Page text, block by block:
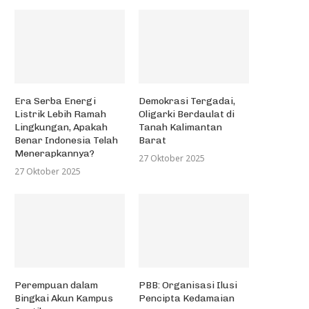
Era Serba Energi
Listrik Lebih Ramah
Lingkungan, Apakah
Benar Indonesia Telah
Menerapkannya?
27 Oktober 2025
Demokrasi Tergadai,
Oligarki Berdaulat di
Tanah Kalimantan
Barat
27 Oktober 2025
Perempuan dalam
Bingkai Akun Kampus
PBB: Organisasi Ilusi
Pencipta Kedamaian